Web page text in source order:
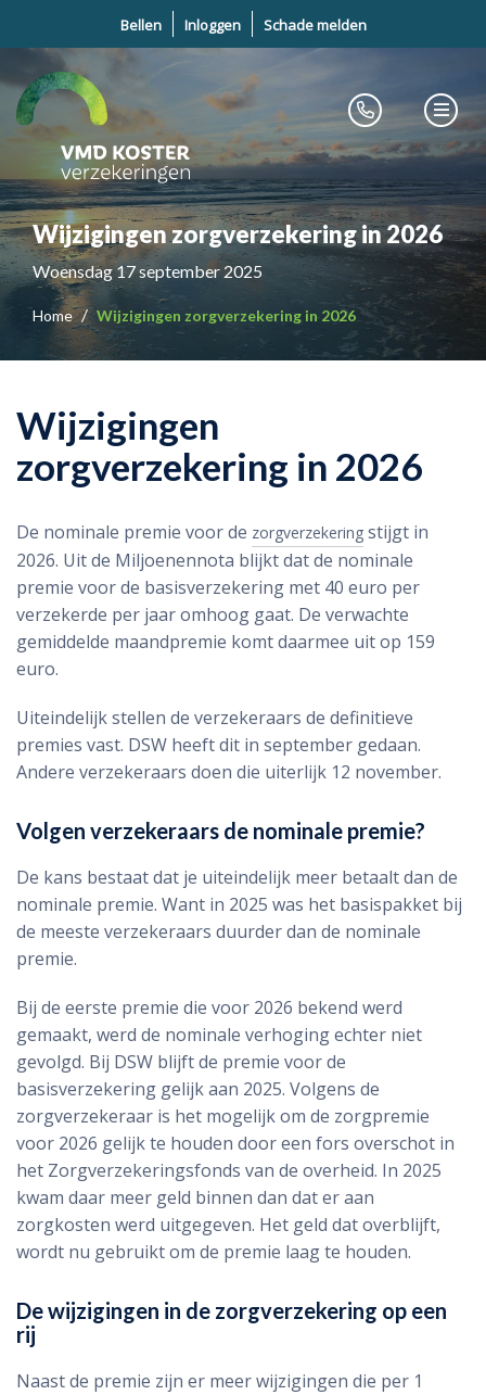
Bellen Inloggen Schade melden
Wijzigingen zorgverzekering in 2026
Woensdag 17 september 2025
Home Wijzigingen zorgverzekering in 2026
Wijzigingen
zorgverzekering in 2026
De nominale premie voor de zorgverzekering stijgt in
2026. Uit de Miljoenennota blijkt dat de nominale
premie voor de basisverzekering met 40 euro per
verzekerde per jaar omhoog gaat. De verwachte
gemiddelde maandpremie komt daarmee uit op 159
euro.
Uiteindelijk stellen de verzekeraars de definitieve
premies vast. DSW heeft dit in september gedaan.
Andere verzekeraars doen die uiterlijk 12 november.
Volgen verzekeraars de nominale premie?
De kans bestaat dat je uiteindelijk meer betaalt dan de
nominale premie. Want in 2025 was het basispakket bij
de meeste verzekeraars duurder dan de nominale
premie.
Bij de eerste premie die voor 2026 bekend werd
gemaakt, werd de nominale verhoging echter niet
gevolgd. Bij DSW blijft de premie voor de
basisverzekering gelijk aan 2025. Volgens de
zorgverzekeraar is het mogelijk om de zorgpremie
voor 2026 gelijk te houden door een fors overschot in
het Zorgverzekeringsfonds van de overheid. In 2025
kwam daar meer geld binnen dan dat er aan
zorgkosten werd uitgegeven. Het geld dat overblijft,
wordt nu gebruikt om de premie laag te houden.
De wijzigingen in de zorgverzekering op een
rij
Naast de premie zijn er meer wijzigingen die per 1